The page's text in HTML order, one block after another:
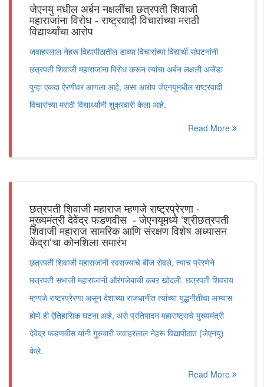
जेएनयु मधील अर्बन नक्षलींचा छत्रपती शिवाजी
महाराजांना विरोध - राष्ट्रवादी विचारांच्या मराठी
विद्यार्थ्यांचा आरोप
जवाहरलाल नेहरू विद्यापीठातील डाव्या विचारांच्या विद्यार्थी संघटनांनी
छत्रपती शिवाजी महाराजांना विरोध करून त्यांचा अर्बन लक्षली अजेंडा
पुन्हा एकदा ऐरणीवर आणला आहे, असा आरोप जेएनयूमधील राष्ट्रवादी
विचारांच्या मराठी विद्यार्थ्यांनी शुक्रवारी केला आहे.
Read More
छत्रपती शिवाजी महाराज म्हणजे राष्ट्रप्रेरणा -
मुख्यमंत्री देवेंद्र फडणवीस - जेएनयूमध्ये ‘श्रीछत्रपती
शिवाजी महाराज सामरिक आणि संरक्षण विशेष अध्यासन
केंद्रा’चा कोनशिला समारंभ
छत्रपती शिवाजी महाराजांनी स्वराज्याचे बीज रोवले, त्याच प्रेरणेने
छत्रपती संभाजी महाराजांनी औरंगजेबाची कबर खोदली. छत्रपती शिवराय
म्हणजे राष्ट्रप्रेरणा असून देशाच्या राजधानीत त्यांच्या युद्धनीतीचा अभ्यास
होणे ही ऐतिहासिक घटना आहे, असे प्रतिपादन महाराष्ट्राचे मुख्यमंत्री
देवेंद्र फडणवीस यांनी गुरुवारी जवाहरलाल नेहरू विद्यापीठात (जेएनयू)
केले.
Read More